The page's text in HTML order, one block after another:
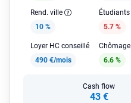
Rend. ville
10 %
Étudiants
5.7 %
Loyer HC conseillé
490 €/mois
Chômage
6.6 %
Cash flow
43 €